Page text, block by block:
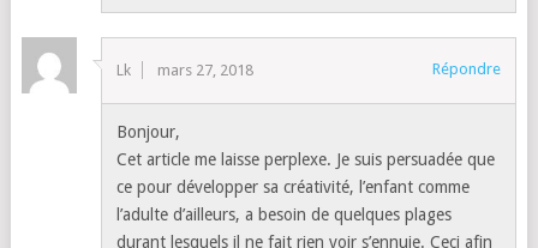
Lk mars 27, 2018 Répondre
Bonjour,
Cet article me laisse perplexe. Je suis persuadée que
ce pour développer sa créativité, l’enfant comme
l’adulte d’ailleurs, a besoin de quelques plages
durant lesquels il ne fait rien voir s’ennuie. Ceci afin